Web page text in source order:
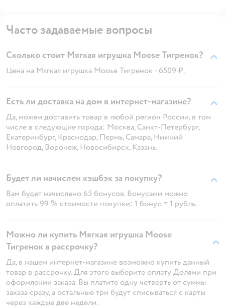
Часто задаваемые вопросы
Сколько стоит Мягкая игрушка Moose Тигренок?
Цена на Мягкая игрушка Moose Тигренок - 6509 ₽.
Есть ли доставка на дом в интернет-магазине?
Да, можем доставить товар в любой регион России, в том
числе в следующие города: Москва, Санкт-Петербург,
Екатеринбург, Краснодар, Пермь, Самара, Нижний
Новгород, Воронеж, Новосибирск, Казань.
Будет ли начислен кэшбэк за покупку?
Вам будет начислено 65 бонусов. Бонусами можно
оплатить 99 % стоимости покупки: 1 бонус = 1 рубль.
Можно ли купить Мягкая игрушка Moose
Тигренок в рассрочку?
Да, в нашем интернет-магазине возможно купить данный
товар в рассрочку. Для этого выберите оплату Долями при
оформлении заказа. Вы платите одну четверть от суммы
заказа сразу, а остальные три будут списываться с карты
через каждые две недели.